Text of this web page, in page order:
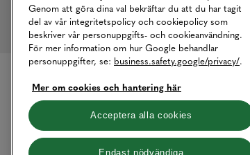
Genom att göra dina val bekräftar du att du har tagit
del av vår integritetspolicy och cookiepolicy som
beskriver vår personuppgifts- och cookieanvändning.
För mer information om hur Google behandlar
personuppgifter, se: business.safety.google/privacy/.
Mer om cookies och hantering här
Acceptera alla cookies
Endast nödvändiga